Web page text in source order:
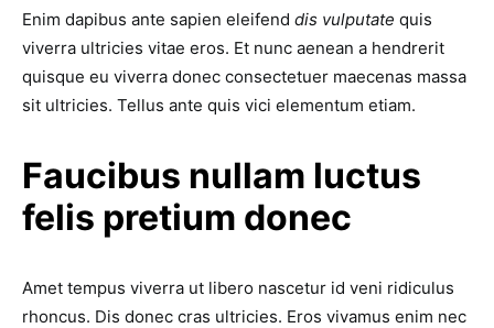
Enim dapibus ante sapien eleifend dis vulputate quis
viverra ultricies vitae eros. Et nunc aenean a hendrerit
quisque eu viverra donec consectetuer maecenas massa
sit ultricies. Tellus ante quis vici elementum etiam.
Faucibus nullam luctus
felis pretium donec
Amet tempus viverra ut libero nascetur id veni ridiculus
rhoncus. Dis donec cras ultricies. Eros vivamus enim nec